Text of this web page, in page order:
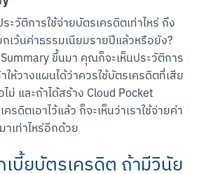
ะวัติการใช้จ่ายบัตรเครดิตเท่าไหร่ ถึง
เว้นค่าธรรมเนียมรายปีแล้วหรือยัง?
ขึ้นมา คุณก็จะเห็นประวัติการ
ห้วางแผนได้ว่าควรใช้บัตรเครดิตที่เสีย
ม่ และถ้าได้สร้าง Cloud Pocket
ดิตเอาไว้แล้ว ก็จะเห็นว่าเราใช้จ่ายค่า
เท่าไหร่อีกด้วย
บี้ยบัตรเครดิต ถ้ามีวินัย